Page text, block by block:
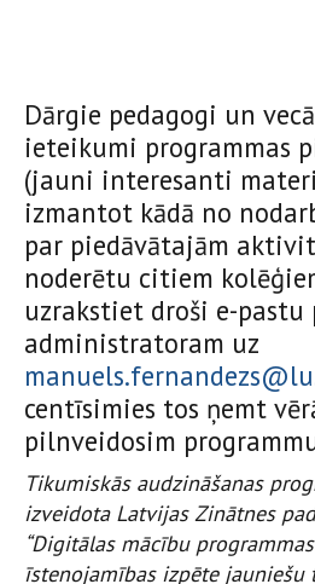
Dārgie pedagogi un
ieteikumi programmas
(jauni interesanti
izmantot kādā no
par piedāvātajām
noderētu citiem
uzrakstiet droši e-pastu
administratoram uz
centīsimies tos ņemt
pilnveidosim programmu
Tikumiskās audzināšanas
izveidota Latvijas Zinātnes
“Digitālas mācību
īstenojamības izpēte jauniešu